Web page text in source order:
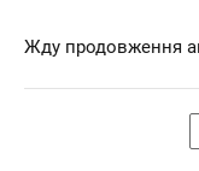
Жду продовження